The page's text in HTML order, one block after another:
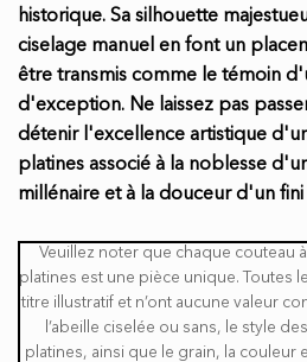
historique. Sa silhouette
ciselage manuel en font un
être transmis comme le témoin
d'exception. Ne laissez pas
détenir l'excellence artistique
platines associé à la noblesse
millénaire et à la douceur d'un fini
Veuillez noter que chaque couteau
platines est une pièce unique. Toutes
titre illustratif et n’ont aucune valeur
l’abeille ciselée ou sans, le style
platines, ainsi que le grain, la couleur